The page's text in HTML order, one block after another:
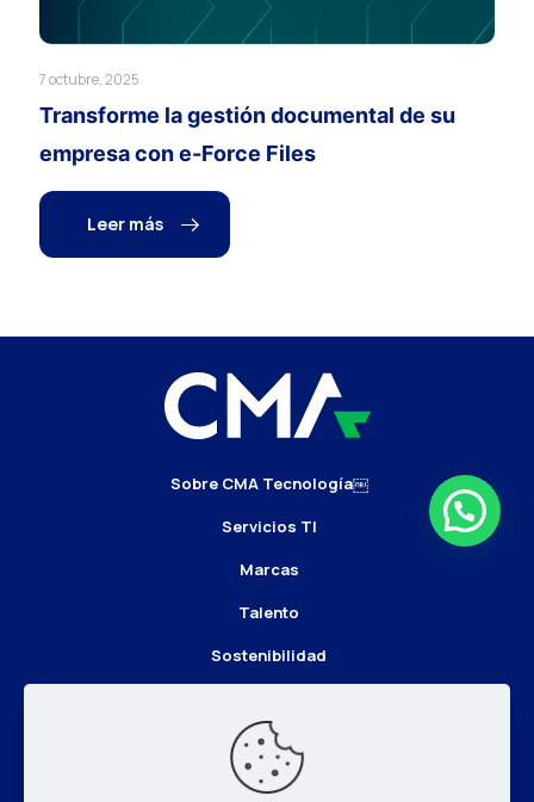
7 octubre, 2025
Transforme la gestión documental de su
empresa con e-Force Files
Leer más
Sobre CMA Tecnología￼
Servicios TI
Marcas
Talento
Sostenibilidad